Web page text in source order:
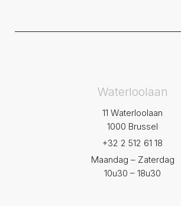
Waterloolaan
11 Waterloolaan
1000 Brussel
+32 2 512 61 18
Maandag – Zaterdag
10u30 – 18u30